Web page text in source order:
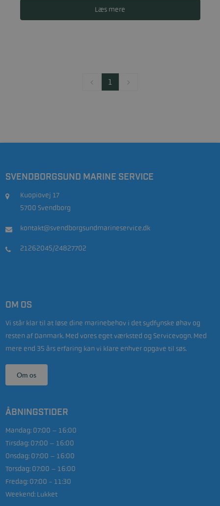
Læs mere
1
SVENDBORGSUND MARINE SERVICE
Kuopiovej 17
5700 Svendborg
kontakt@svendborgsundmarineservice.dk
21262045/24827702
OM OS
Vi står klar til at løse dine marinebehov i det sydfynske øhav og
resten af Danmark. Med vores eget værksted og Servicevogn. Med
mere end 35 års erfaring kan vi klare enhver opgave til søs.
Om os
ÅBNINGSTIDER
Mandag:07:00 – 16:00
Tirsdag:07:00 – 16:00
Onsdag:07:00 – 16:00
Torsdag:07:00 – 16:00
Fredag:07:00 - 11:30
Weekend:Lukket